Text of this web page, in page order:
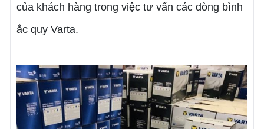
của khách hàng trong việc tư vấn các dòng bình
ắc quy Varta.